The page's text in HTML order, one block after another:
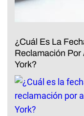
¿Cuál Es La
Reclamación Por
York?